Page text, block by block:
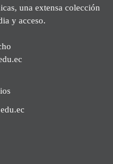
una extensa colección
y acceso.